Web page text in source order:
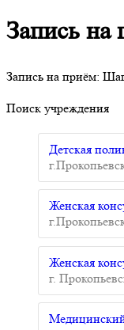
Запись на
Запись на приём:
Поиск учреждения
Детская
Женская
Женская
г.